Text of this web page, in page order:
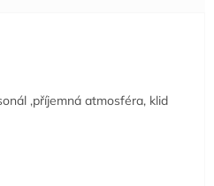
je 5 z 5 hvězdiček.
,příjemná atmosféra, klid
je 5 z 5 hvězdiček.